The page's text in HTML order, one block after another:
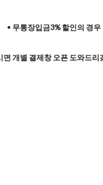
• 무통장입금3% 할인의 경우
면 개별 결제창 오픈 도와드리